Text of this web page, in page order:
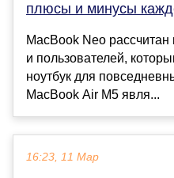
плюсы и минусы
MacBook Neo рассчитан
и пользователей,
ноутбук для
MacBook Air M5 явля...
16:23, 11 Мар